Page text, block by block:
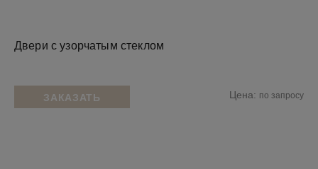
Двери с узорчатым стеклом
ЗАКАЗАТЬ Цена: по запросу